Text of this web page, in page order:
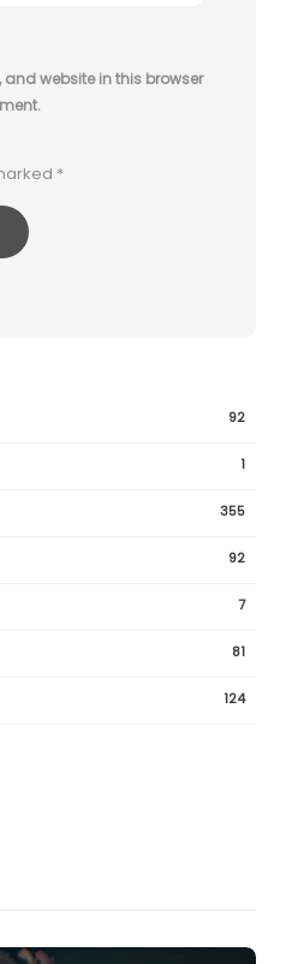
website in this browser
*
92
1
355
92
7
81
124